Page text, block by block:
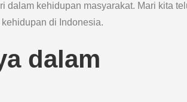
dalam kehidupan masyarakat. Mari kita
di Indonesia.
dalam